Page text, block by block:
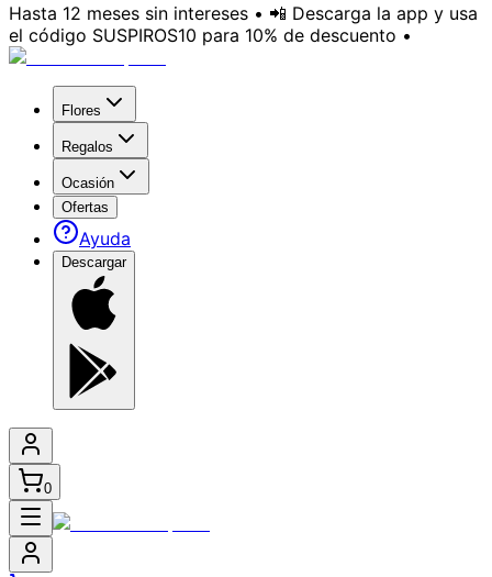
Hasta 12 meses sin intereses • 📲 Descarga la app y usa
el código SUSPIROS10 para 10% de descuento •
Flores
Regalos
Ocasión
Ofertas
Ayuda
Descargar
0